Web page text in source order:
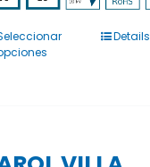
Este
Las
Details